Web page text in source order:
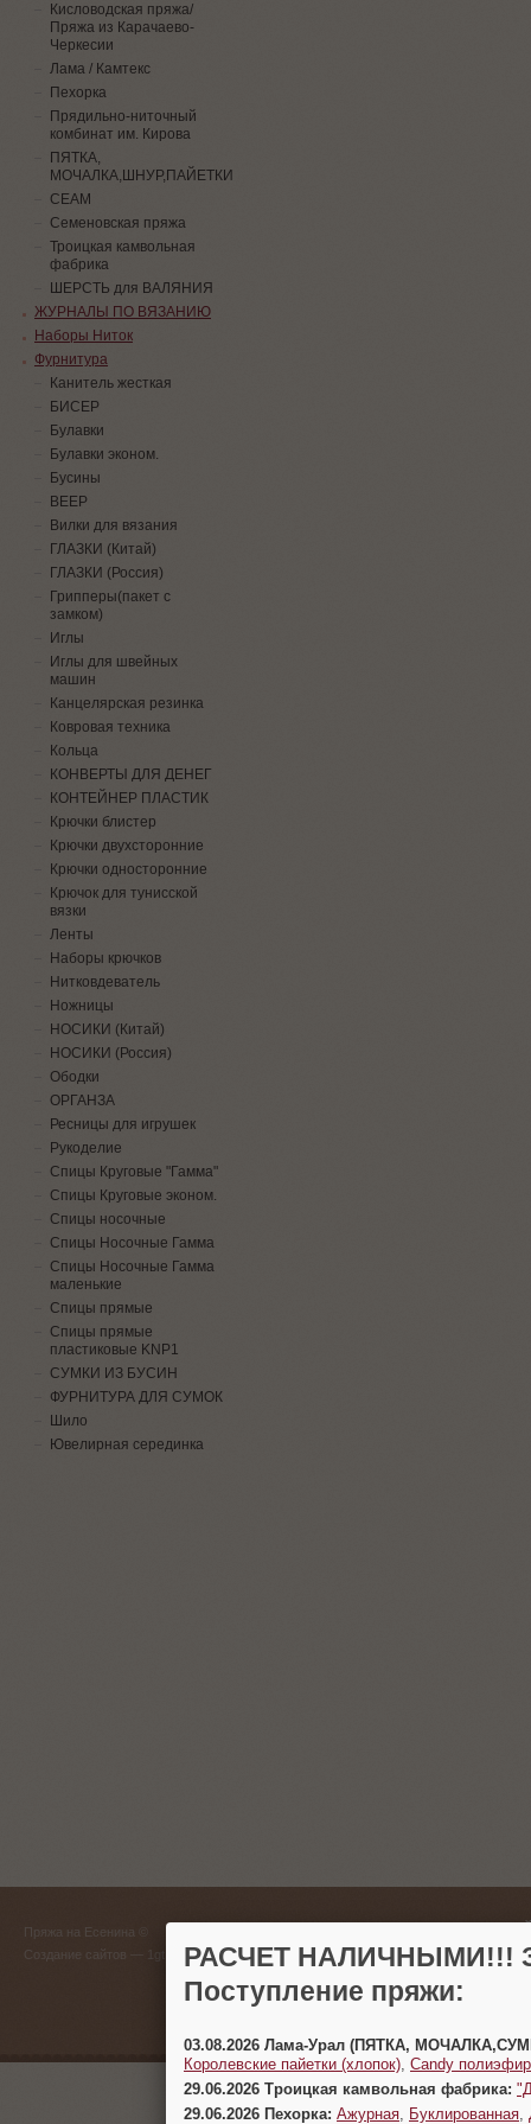
Кисловодская пряжа/
Пряжа из Карачаево-
Черкесии
Лама / Камтекс
Пехорка
Прядильно-ниточный
комбинат им. Кирова
ПЯТКА,
МОЧАЛКА,ШНУР,ПАЙЕТКИ
СЕАМ
Семеновская пряжа
Троицкая камвольная
фабрика
ШЕРСТЬ для ВАЛЯНИЯ
ЖУРНАЛЫ ПО ВЯЗАНИЮ
Наборы Ниток
Фурнитура
Канитель жесткая
БИСЕР
Булавки
Булавки эконом.
Бусины
ВЕЕР
Вилки для вязания
ГЛАЗКИ (Китай)
ГЛАЗКИ (Россия)
Грипперы(пакет с
замком)
Иглы
Иглы для швейных
машин
Канцелярская резинка
Ковровая техника
Кольца
КОНВЕРТЫ ДЛЯ ДЕНЕГ
КОНТЕЙНЕР ПЛАСТИК
Крючки блистер
Крючки двухсторонние
Крючки односторонние
Крючок для тунисской
вязки
Ленты
Наборы крючков
Нитковдеватель
Ножницы
НОСИКИ (Китай)
НОСИКИ (Россия)
Ободки
ОРГАНЗА
Ресницы для игрушек
Рукоделие
Спицы Круговые "Гамма"
Спицы Круговые эконом.
Спицы носочные
Спицы Носочные Гамма
Спицы Носочные Гамма
маленькие
Спицы прямые
Спицы прямые
пластиковые KNP1
СУМКИ ИЗ БУСИН
ФУРНИТУРА ДЛЯ СУМОК
Шило
Ювелирная серединка
Пряжа на Есенина ©
Создание сайтов
(383)
г.
РАСЧЕТ НАЛИЧНЫМИ!!!
Поступление пряжи:
03.08.2026 Лама-Урал (ПЯТКА,
Королевские пайетки (хлопок) Candy
29.06.2026 Троицкая камвольная фабрика:
29.06.2026 Пехорка: Ажурная Буклированная